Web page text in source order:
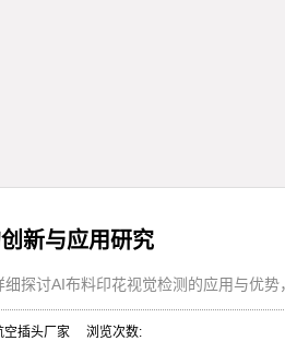
新与应用研究
探讨AI布料印花视觉检测的应用与优
空插头厂家 浏览次数: